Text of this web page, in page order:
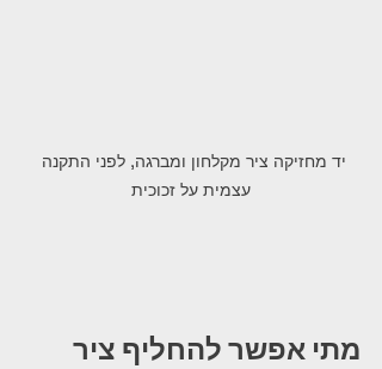
יד מחזיקה ציר מקלחון ומברגה, לפני התקנה
עצמית על זכוכית
מתי אפשר להחליף ציר